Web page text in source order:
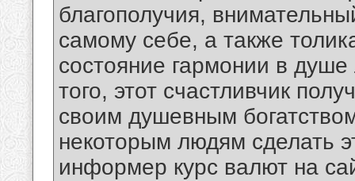
благополучия,
самому себе, а также
состояние гармонии в
того, этот счастливчик
своим душевным
некоторым людям сделать
информер курс валют на